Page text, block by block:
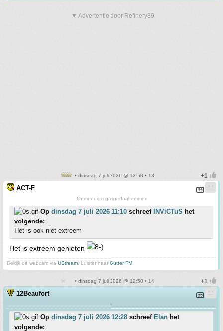
▼ Advertentie door Refinery89
• dinsdag 7 juli 2026 @ 12:50 • 13
ACT-F
Onmeunige gaspedoal emmer
Op dinsdag 7 juli 2026 11:10 schreef INViCTuS het
volgende:
Het is ook niet extreem
Het is extreem genieten
Bekijk de webcam via UStream . Luister naar Gutter FM
• dinsdag 7 juli 2026 @ 12:50 • 14
12Beaufort
v
Op dinsdag 7 juli 2026 12:28 schreef Elan het
volgende: